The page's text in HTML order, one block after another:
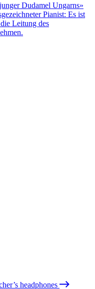
Dudamel Ungarns»
Pianist: Es ist
Leitung des
headphones